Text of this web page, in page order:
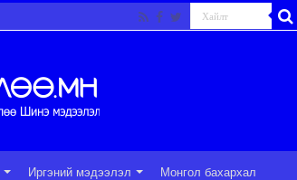
Иргэний мэдээлэл Монгол бахархал